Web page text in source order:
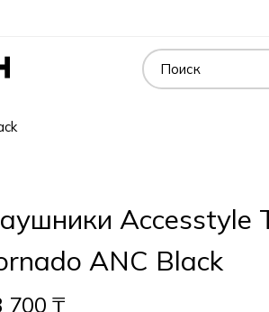
Accesstyle
ANC Black
700 ₸